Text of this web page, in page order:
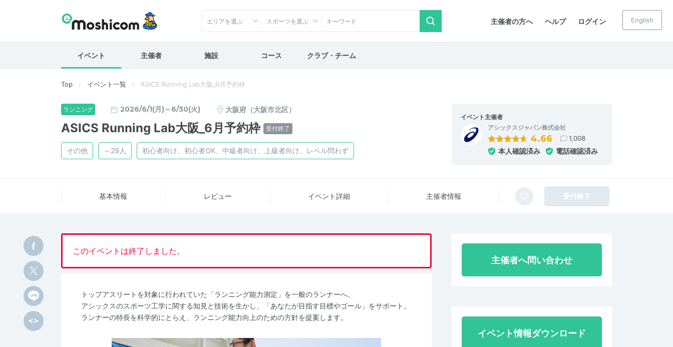
主催者の方へ ヘルプ ログイン
エリアを選ぶ スポーツを選ぶ English
イベント 主催者 施設 コース クラブ・チーム
Top イベント一覧 ASICS Running Lab大阪_6月予約枠
ランニング 2026/6/1(月)～6/30(火) 大阪府（大阪市北区）
ASICS Running Lab大阪_6月予約枠 受付終了
その他 ～29人 初心者向け、初心者OK、中級者向け、上級者向け、レベル問わず
イベント主催者
アシックスジャパン株式会社
4.66 1,008
本人確認済み 電話確認済み
基本情報 レビュー イベント詳細 主催者情報 受付終了
このイベントは終了しました。
トップアスリートを対象に行われていた「ランニング能力測定」を一般のランナーへ。
アシックスのスポーツ工学に関する知見と技術を生かし、「あなたが目指す目標やゴール」をサポート。
ランナーの特長を科学的にとらえ、ランニング能力向上のための方針を提案します。
主催者へ問い合わせ
イベント情報ダウンロード